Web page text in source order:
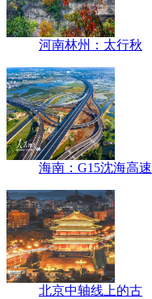
河南林州：太行秋
海南：G15沈海高速
北京中轴线上的古